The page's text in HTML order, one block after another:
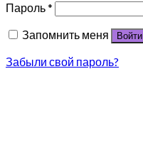
Пароль*
Запомнить меня
Войти
Забыли свой пароль?